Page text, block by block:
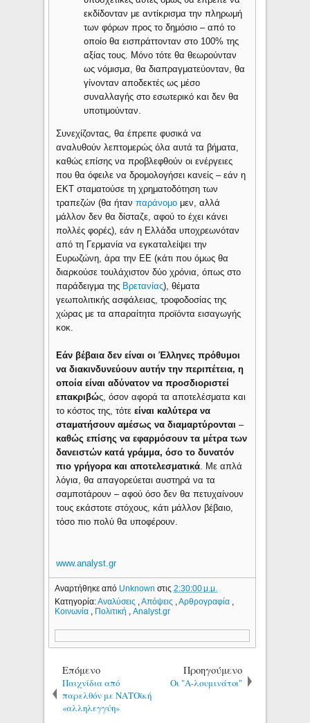
εκδίδονταν με αντίκρισμα την πληρωμή
των φόρων προς το δημόσιο – από το
οποίο θα εισπράττονταν στο 100% της
αξίας τους. Μόνο τότε θα θεωρούνταν
ως νόμισμα, θα διαπραγματεύονταν, θα
γίνονταν αποδεκτές ως μέσο
συναλλαγής στο εσωτερικό και δεν θα
υποτιμούνταν.
Συνεχίζοντας, θα έπρεπε φυσικά να
αναλυθούν λεπτομερώς όλα αυτά τα βήματα,
καθώς επίσης να προβλεφθούν οι ενέργειες
που θα όφειλε να δρομολογήσει κανείς – εάν η
ΕΚΤ σταματούσε τη χρηματοδότηση των
τραπεζών (θα ήτανπαράνομο μεν, αλλά
μάλλον δεν θα δίσταζε, αφού το έχει κάνει
πολλές φορές), εάν η Ελλάδα υποχρεωνόταν
από τη Γερμανία να εγκαταλείψει την
Ευρωζώνη, άρα την ΕΕ (κάτι που όμως θα
διαρκούσε τουλάχιστον δύο χρόνια, όπως στο
παράδειγμα της Βρετανίας), θέματα
γεωπολιτικής ασφάλειας, τροφοδοσίας της
χώρας με τα απαραίτητα προϊόντα εισαγωγής
κοκ.
Εάν βέβαια δεν είναι οι Έλληνες πρόθυμοι
να διακινδυνεύουν αυτήν την περιπέτεια, η
οποία είναι αδύνατον να προσδιοριστεί
επακριβώς, όσον αφορά τα αποτελέσματα και
το κόστος της, τότεείναι καλύτερα να
σταματήσουν αμέσως να διαμαρτύρονται–
καθώς επίσης να εφαρμόσουν τα μέτρα των
δανειστών κατά γράμμα, όσο το δυνατόν
πιο γρήγορα και αποτελεσματικά . Με απλά
λόγια, θα απαγορεύεται αυστηρά να τα
σαμποτάρουν – αφού όσο δεν θα πετυχαίνουν
τους εκάστοτε στόχους, κάτι μάλλον βέβαιο,
τόσο πιο πολύ θα υποφέρουν.
www.analyst.gr
Αναρτήθηκε από Unknownστις2:30:00 μ.μ.
Κατηγορία:Αναλύσεις ,Απόψεις ,Αρθρογραφία
Κοινωνία
Πολιτική ,Analyst.gr
Επόμενο
Παιχνίδια από
παρελθόν με ΝΑΤΟϊκή
«αλληλεγγύη»
Προηγούμενο
Οι "Α-λουμινάτοι"